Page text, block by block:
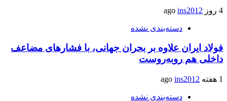
4 روز ago ins2012
دسته‌بندی نشده
فولاد ایران علاوه بر بحران جهانی، با فشارهای مضاعف
داخلی هم روبه‌روست
1 هفته ago ins2012
دسته‌بندی نشده